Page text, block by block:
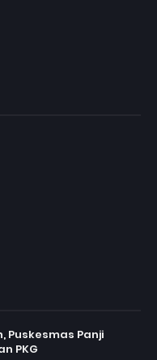
Puskesmas Panji
PKG